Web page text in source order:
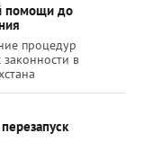
помощи до
процедур
в